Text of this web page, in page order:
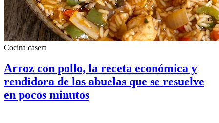
Cocina casera
Arroz con pollo, la receta económica y
rendidora de las abuelas que se resuelve
en pocos minutos